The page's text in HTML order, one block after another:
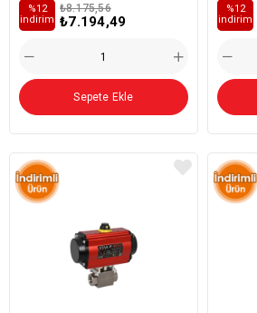
₺7.194,49
₺8.175,56
%12
i̇ndirim
Sepete Ekle
%12
i̇ndirim